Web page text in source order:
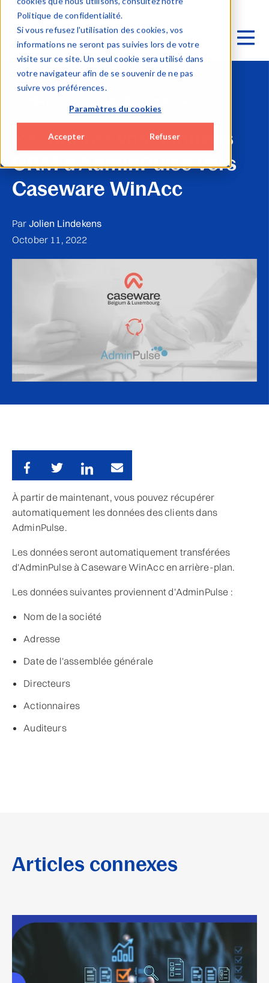
Politique de confidentialité.
Si vous refusez l'utilisation des cookies, vos
informations ne seront pas suivies lors de votre
visite sur ce site. Un seul cookie sera utilisé dans
votre navigateur afin de se souvenir de ne pas
suivre vos préférences.
Paramètres du cookies
Accepter Refuser
Récupérez vos données
CRM d'AdminPulse vers
Caseware WinAcc
Par Jolien Lindekens
October 11, 2022
À partir de maintenant, vous pouvez récupérer
automatiquement les données des clients dans
AdminPulse.
Les données seront automatiquement transférées
d'AdminPulse à Caseware WinAcc en arrière-plan.
Les données suivantes proviennent d'AdminPulse :
Nom de la société
Adresse
Date de l'assemblée générale
Directeurs
Actionnaires
Auditeurs
Articles connexes